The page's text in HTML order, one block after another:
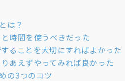
は？
時間を使うべきだった
ることを大切にすればよかった
あえずやってみれば良かった
の3つのコツ